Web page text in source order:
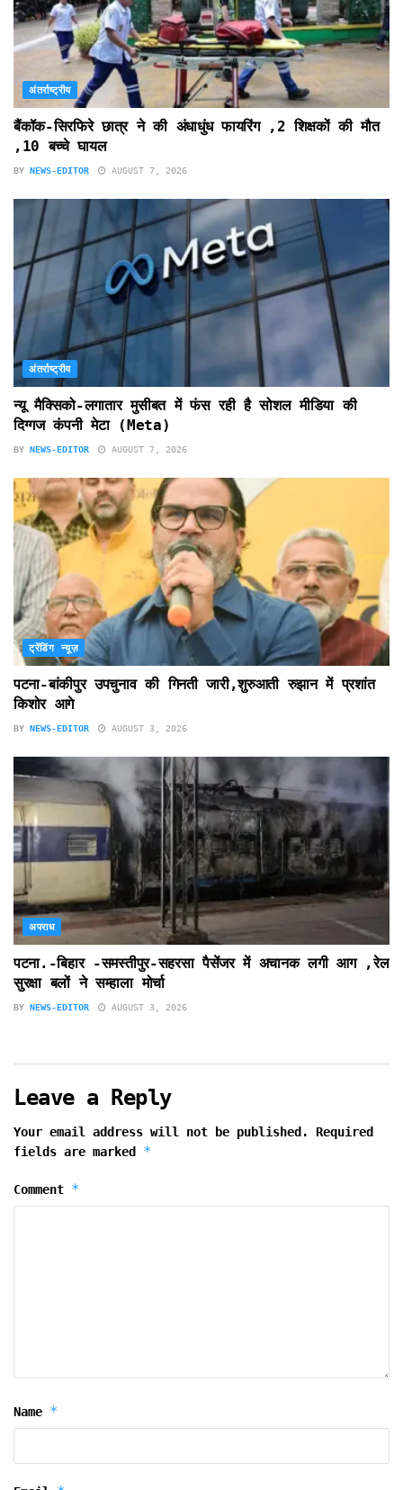
अंतर्राष्ट्रीय
बैंकॉक-सिरफिरे छात्र ने की अंधाधुंध फायरिंग ,2 शिक्षकों की मौत
,10 बच्चे घायल
BY NEWS-EDITOR AUGUST 7, 2026
अंतर्राष्ट्रीय
न्यू मैक्सिको-लगातार मुसीबत में फंस रही है सोशल मीडिया की
दिग्गज कंपनी मेटा (Meta)
BY NEWS-EDITOR AUGUST 7, 2026
ट्रेंडिंग न्यूज़
पटना-बांकीपुर उपचुनाव की गिनती जारी,शुरुआती रुझान में प्रशांत
किशोर आगे
BY NEWS-EDITOR AUGUST 3, 2026
अपराध
पटना.-बिहार -समस्तीपुर-सहरसा पैसेंजर में अचानक लगी आग ,रेल
सुरक्षा बलों ने सम्हाला मोर्चा
BY NEWS-EDITOR AUGUST 3, 2026
Leave a Reply
Your email address will not be published.
Required
fields are marked *
Comment *
Name *